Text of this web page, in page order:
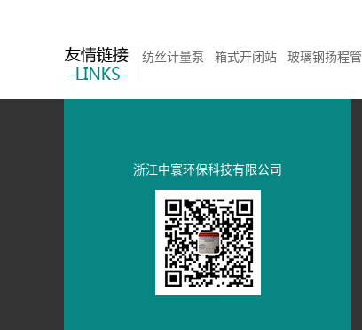
纺丝计量泵 箱式开闭站 玻璃钢扬程管
浙江中寰环保科技有限公司